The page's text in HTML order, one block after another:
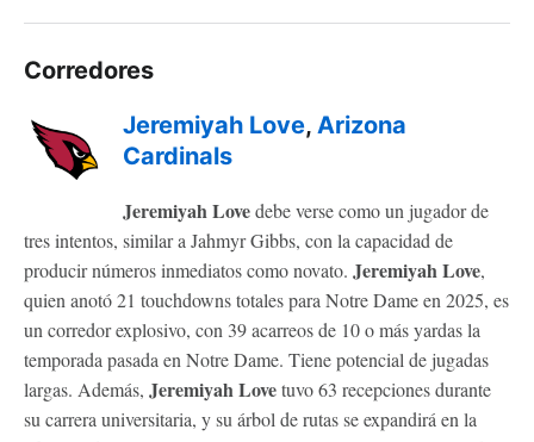
Corredores
Jeremiyah Love, Arizona
Cardinals
Jeremiyah Lovedebe verse como un jugador de
tres intentos, similar a Jahmyr Gibbs, con la capacidad de
producir números inmediatos como novato. Jeremiyah Love,
quien anotó 21 touchdowns totales para Notre Dame en 2025, es
un corredor explosivo, con 39 acarreos de 10 o más yardas la
temporada pasada en Notre Dame. Tiene potencial de jugadas
largas. Además, Jeremiyah Lovetuvo 63 recepciones durante
su carrera universitaria, y su árbol de rutas se expandirá en la